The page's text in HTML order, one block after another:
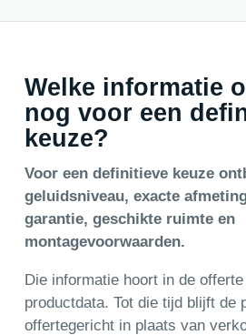
Welke informatie
nog voor een
keuze?
Voor een definitieve keuze
geluidsniveau, exacte
garantie, geschikte ruimte en
montagevoorwaarden.
Die informatie hoort in de
productdata. Tot die tijd blijft de
offertegericht in plaats van